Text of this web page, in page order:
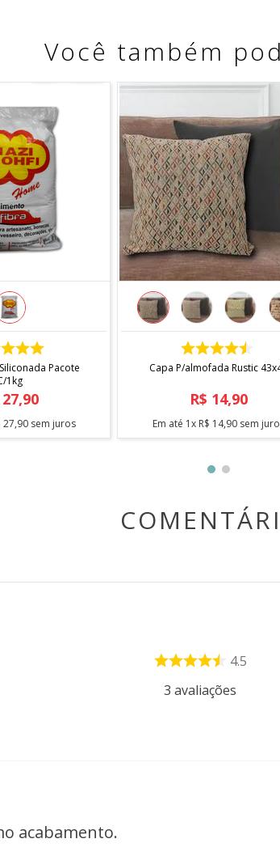
Você também
Pacote
1kg
27,90
27,90sem juros
COMPRAR
Capa P/almofada Rustic
R$ 14,90
Em até 1x R$ 14,90 sem
4.5
3 avaliações
acabamento.